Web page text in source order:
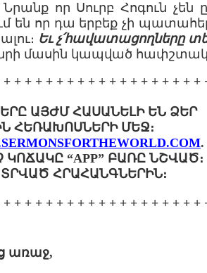
որ Սուրբ Հոգուն չեն
են որ դա երբեք չի
Եւ չ՛հավատացողները
մասին կապված
+ + + + + + + + + + + + + + + + + +
ԱՅԺՄ ՀԱՍԱՆԵԼԻ ԵՆ ՁԵՐ
ՀԵՌԱԽՈՍՆԵՐԻ ՄԵՋ։
.
“APP” ԲԱՌԸ ՆՇՎԱԾ։
ՀՐԱՀԱՆԳՆԵՐԻՆ։
+ + + + + + + + + + + + + + + + + +
առաջ,